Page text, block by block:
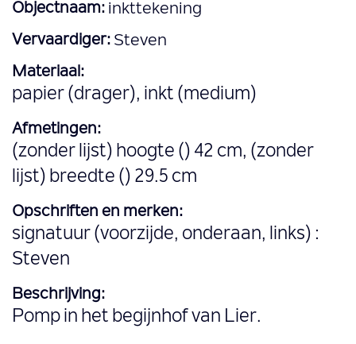
Objectnaam: inkttekening
Vervaardiger: Steven
Materiaal:
papier (drager), inkt (medium)
Afmetingen:
(zonder lijst) hoogte () 42 cm, (zonder
lijst) breedte () 29.5 cm
Opschriften en merken:
signatuur (voorzijde, onderaan, links) :
Steven
Beschrijving:
Pomp in het begijnhof van Lier.